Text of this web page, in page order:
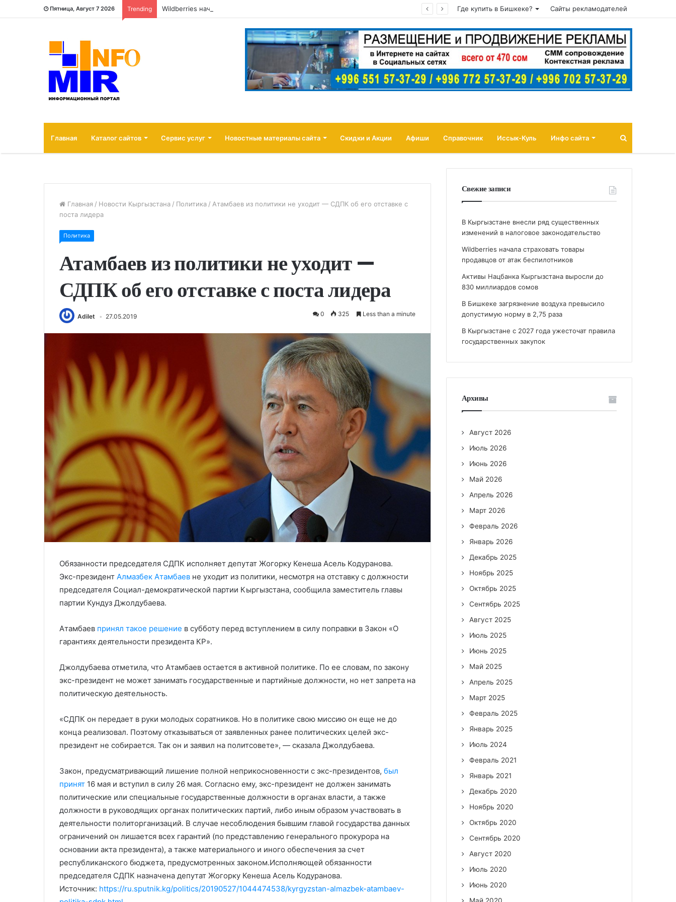
Пятница, Август 7 2026 Trending Wildberries начала страховать товары продавцов от атак беспилотников Где купить в Бишкеке? Сайты рекламодателей
Главная Каталог сайтов Сервис услуг Новостные материалы сайта Скидки и Акции Афиши Справочник Иссык-Куль Инфо сайта
Главная / Новости Кыргызстана / Политика / Атамбаев из политики не уходит — СДПК об его отставке с
поста лидера
Политика
Атамбаев из политики не уходит —
СДПК об его отставке с поста лидера
Adilet 27.05.2019 0 325 Less than a minute
Обязанности председателя СДПК исполняет депутат Жогорку Кенеша Асель Кодуранова.
Экс-президент Алмазбек Атамбаев не уходит из политики, несмотря на отставку с должности
председателя Социал-демократической партии Кыргызстана, сообщила заместитель главы
партии Кундуз Джолдубаева.
Атамбаев принял такое решение в субботу перед вступлением в силу поправки в Закон «О
гарантиях деятельности президента КР».
Джолдубаева отметила, что Атамбаев остается в активной политике. По ее словам, по закону
экс-президент не может занимать государственные и партийные должности, но нет запрета на
политическую деятельность.
«СДПК он передает в руки молодых соратников. Но в политике свою миссию он еще не до
конца реализовал. Поэтому отказываться от заявленных ранее политических целей экс-
президент не собирается. Так он и заявил на политсовете», — сказала Джолдубаева.
Закон, предусматривающий лишение полной неприкосновенности с экс-президентов, был
принят 16 мая и вступил в силу 26 мая. Согласно ему, экс-президент не должен занимать
политические или специальные государственные должности в органах власти, а также
должности в руководящих органах политических партий, либо иным образом участвовать в
деятельности политорганизаций. В случае несоблюдения бывшим главой государства данных
ограничений он лишается всех гарантий (по представлению генерального прокурора на
основании акта президента), а также материального и иного обеспечения за счет
республиканского бюджета, предусмотренных законом.Исполняющей обязанности
председателя СДПК назначена депутат Жогорку Кенеша Асель Кодуранова.
Источник: https://ru.sputnik.kg/politics/20190527/1044474538/kyrgyzstan-almazbek-atambaev-
Свежие записи
В Кыргызстане внесли ряд существенных
изменений в налоговое законодательство
Wildberries начала страховать товары
продавцов от атак беспилотников
Активы Нацбанка Кыргызстана выросли до
830 миллиардов сомов
В Бишкеке загрязнение воздуха превысило
допустимую норму в 2,75 раза
В Кыргызстане с 2027 года ужесточат правила
государственных закупок
Архивы
Август 2026
Июль 2026
Июнь 2026
Май 2026
Апрель 2026
Март 2026
Февраль 2026
Январь 2026
Декабрь 2025
Ноябрь 2025
Октябрь 2025
Сентябрь 2025
Август 2025
Июль 2025
Июнь 2025
Май 2025
Апрель 2025
Март 2025
Февраль 2025
Январь 2025
Июль 2024
Февраль 2021
Январь 2021
Декабрь 2020
Ноябрь 2020
Октябрь 2020
Сентябрь 2020
Август 2020
Июль 2020
Июнь 2020